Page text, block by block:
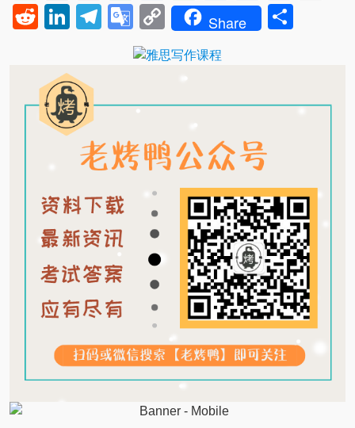
Weibo
RedditLinkedIn
Telegram
Google
Translate
Copy
Link
Share